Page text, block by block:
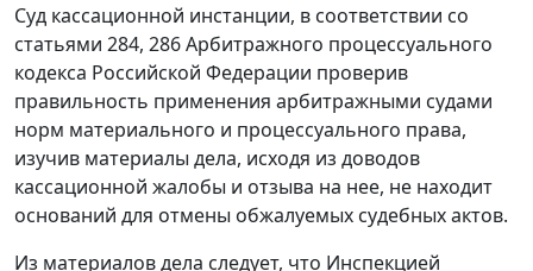
Суд кассационной инстанции, в соответствии со
статьями 284, 286Арбитражного процессуального
кодекса Российской Федерации проверив
правильность применения арбитражными судами
норм материального и процессуального права,
изучив материалы дела, исходя из доводов
кассационной жалобы и отзыва на нее, не находит
оснований для отмены обжалуемых судебных актов.
Из материалов дела следует, что Инспекцией